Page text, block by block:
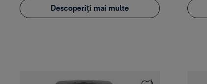
Descoperiți mai multe